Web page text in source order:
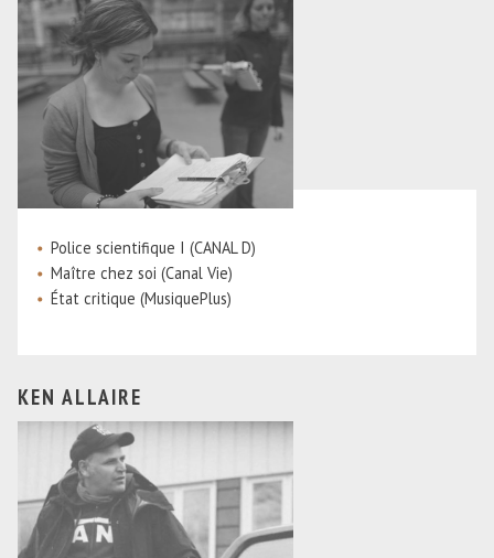
Police scientifique I (CANAL D)
Maître chez soi (Canal Vie)
État critique (MusiquePlus)
KEN ALLAIRE